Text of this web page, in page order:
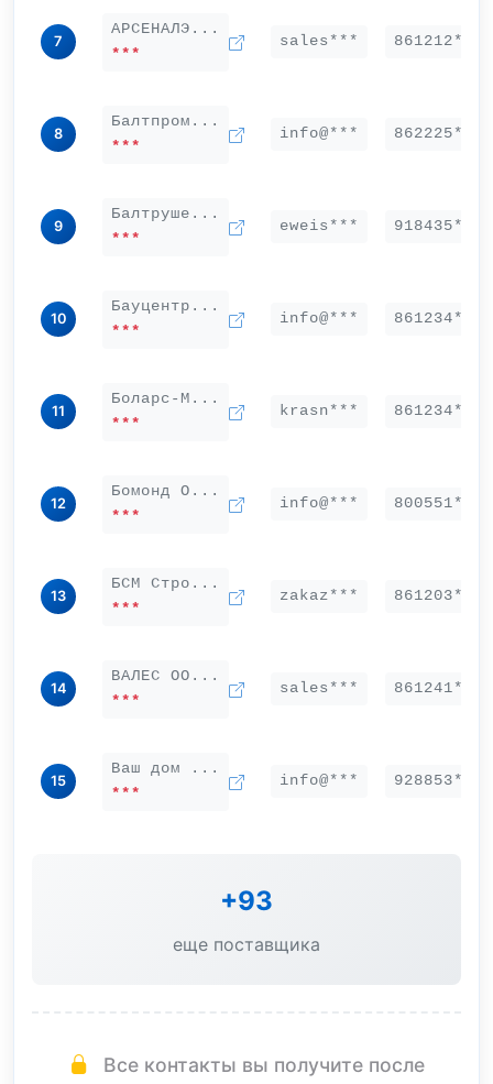
7
АРСЕНАЛЭ...
***
sales*** 861212***
8
Балтпром...
***
info@*** 862225***
9
Балтруше...
***
eweis*** 918435***
10
Бауцентр...
***
info@*** 861234***
11
Боларс-М...
***
krasn*** 861234***
12
Бомонд О...
***
info@*** 800551***
13
БСМ Стро...
***
zakaz*** 861203***
14
ВАЛЕС ОО...
***
sales*** 861241***
15
Ваш дом ...
***
info@*** 928853***
+93
еще поставщика
Все контакты вы получите после